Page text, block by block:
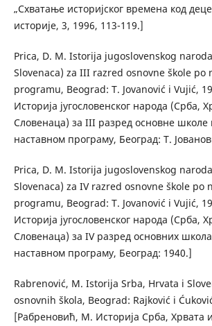
„Схватање историјског времена код
историје, 3, 1996, 113-119.]
Prica, D. M. Istorija jugoslovenskog
Slovenaca) za III razred osnovne škole po
programu, Beograd: T. Jovanović i Vujić,
Историја југословенског народа (Срба,
Словенаца) за III разред основне школe
наставном програму, Београд: Т.
Prica, D. M. Istorija jugoslovenskog
Slovenaca) za IV razred osnovne škole po
programu, Beograd: T. Jovanović i Vujić,
Историја југословенског народа (Срба,
Словенаца) за IV разред основних
наставном програму, Београд: 1940.]
Rabrenović, M. Istorija Srba, Hrvata i
osnovnih škola, Beograd: Rajković i
[Рабреновић, М. Историја Срба, Хрвата